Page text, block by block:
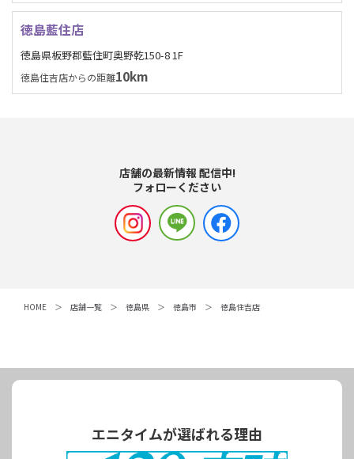
徳島藍住店
徳島県板野郡藍住町奥野乾150-8 1F
徳島住吉店からの距離10km
店舗の最新情報 配信中!
フォローください
HOME 店舗一覧 徳島県 徳島市 徳島住吉店
エニタイムが選ばれる理由